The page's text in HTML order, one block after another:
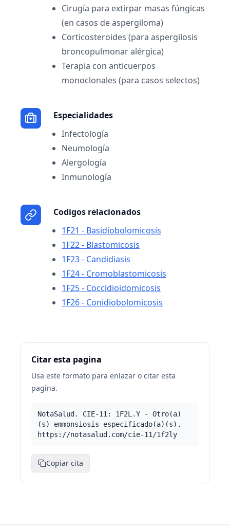
Cirugía para extirpar masas fúngicas
(en casos de aspergiloma)
Corticosteroides (para aspergilosis
broncopulmonar alérgica)
Terapia con anticuerpos
monoclonales (para casos selectos)
Especialidades
Infectología
Neumología
Alergología
Inmunología
Codigos relacionados
1F21 - Basidiobolomicosis
1F22 - Blastomicosis
1F23 - Candidiasis
1F24 - Cromoblastomicosis
1F25 - Coccidioidomicosis
1F26 - Conidiobolomicosis
Citar esta pagina
Usa este formato para enlazar o citar esta
pagina.
NotaSalud. CIE-11: 1F2L.Y - Otro(a)
(s) emmonsiosis especificado(a)(s).
https://notasalud.com/cie-11/1f2ly
Copiar cita